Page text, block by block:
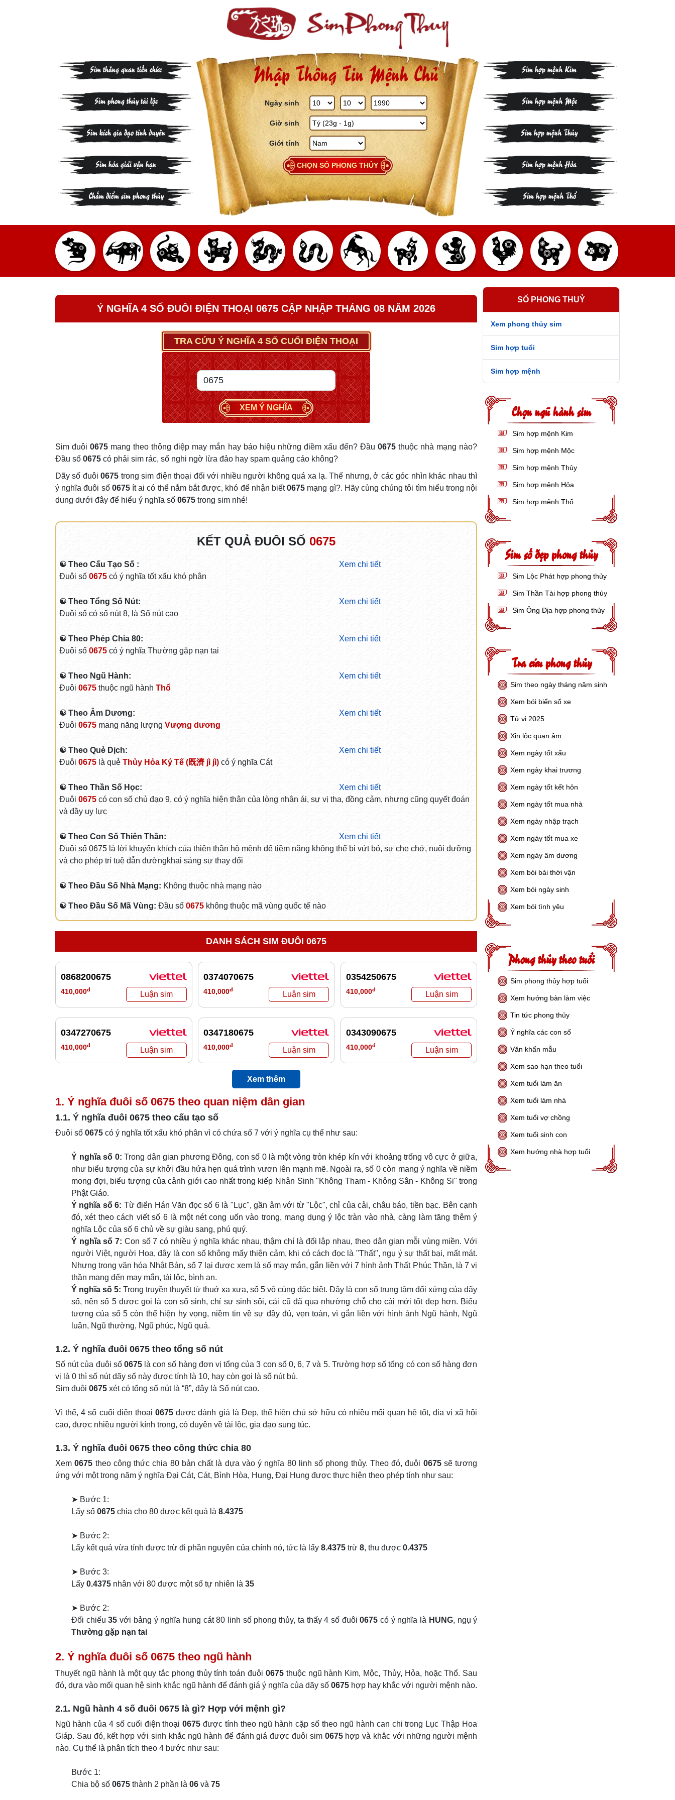
Sim thăng quan tiến chức
Sim phong thủy tài lộc
Sim kích gia đạo tình duyên
Sim hóa giải vận hạn
Chấm điểm sim phong thủy
Nhập Thông Tin Mệnh Chủ
Ngày sinh
Giờ sinh
Giới tính
CHỌN SỐ PHONG THỦY
Sim hợp mệnh Kim
Sim hợp mệnh Mộc
Sim hợp mệnh Thủy
Sim hợp mệnh Hỏa
Sim hợp mệnh Thổ
Ý NGHĨA 4 SỐ ĐUÔI ĐIỆN THOẠI 0675 CẬP NHẬP THÁNG 08 NĂM 2026
TRA CỨU Ý NGHĨA 4 SỐ CUỐI ĐIỆN THOẠI
XEM Ý NGHĨA
Sim đuôi0675 mang theo thông điệp may mắn hay báo hiệu những điềm xấu đến? Đầu 0675thuộc nhà mạng nào?
Đầu số 0675 có phải sim rác, số nghi ngờ lừa đảo hay spam quảng cáo không?
Dãy số đuôi0675 trong sim điện thoại đối với nhiều người không quá xa lạ. Thế nhưng, ở các góc nhìn khác nhau thì
ý nghĩa đuôi số 0675ít ai có thể nắm bắt được, khó để nhận biết0675 mạng gì?. Hãy cùng chúng tôi tìm hiểu trong nội
dung dưới đây để hiểu ý nghĩa số 0675 trong sim nhé!
KẾT QUẢ ĐUÔI SỐ 0675
☯ Theo Cấu Tạo Số :
Xem chi tiết
Đuôi số 0675có ý nghĩa tốt xấu khó phân
☯ Theo Tổng Số Nút:
Xem chi tiết
Đuôi số có số nút 8, là Số nút cao
☯ Theo Phép Chia 80:
Xem chi tiết
Đuôi số 0675có ý nghĩa Thường gặp nạn tai
☯ Theo Ngũ Hành:
Xem chi tiết
Đuôi 0675thuộc ngũ hành Thổ
☯ Theo Âm Dương:
Xem chi tiết
Đuôi 0675mang năng lượng Vượng dương
☯ Theo Quẻ Dịch:
Xem chi tiết
Đuôi 0675là quẻ Thủy Hỏa Ký Tế (既濟 jì jì)có ý nghĩa Cát
☯ Theo Thần Số Học:
Xem chi tiết
Đuôi 0675có con số chủ đạo 9, có ý nghĩa hiện thân của lòng nhân ái, sự vị tha, đồng cảm, nhưng cũng quyết đoán
và đầy uy lực
☯ Theo Con Số Thiên Thần:
Xem chi tiết
Đuôi số 0675 là lời khuyến khích của thiên thần hộ mệnh để tiềm năng không thể bị vứt bỏ, sự che chở, nuôi dưỡng
và cho phép trí tuệ dẫn đườngkhai sáng sự thay đổi
☯ Theo Đầu Số Nhà Mạng: Không thuộc nhà mạng nào
☯ Theo Đầu Số Mã Vùng: Đầu số 0675không thuộc mã vùng quốc tế nào
DANH SÁCH SIM ĐUÔI 0675
0868200675
410,000đ
0374070675
410,000đ
0354250675
410,000đ
0347270675
410,000đ
0347180675
410,000đ
0343090675
410,000đ
Xem thêm
1. Ý nghĩa đuôi số 0675 theo quan niệm dân gian
1.1. Ý nghĩa đuôi 0675 theo cấu tạo số
Đuôi số 0675 có ý nghĩa tốt xấu khó phân vì có chứa số 7 với ý nghĩa cụ thể như sau:
Ý nghĩa số 0: Trong dân gian phương Đông, con số 0 là một vòng tròn khép kín với khoảng trống vô cực ở giữa,
như biểu tượng của sự khởi đầu hứa hẹn quá trình vươn lên mạnh mẽ. Ngoài ra, số 0 còn mang ý nghĩa về niềm
mong đợi, biểu tượng của cảnh giới cao nhất trong kiếp Nhân Sinh "Không Tham - Không Sân - Không Si" trong
Phật Giáo.
Ý nghĩa số 6: Từ điển Hán Văn đọc số 6 là "Lục", gần âm với từ "Lộc", chỉ của cải, châu báo, tiền bạc. Bên cạnh
đó, xét theo cách viết số 6 là một nét cong uốn vào trong, mang dụng ý lộc tràn vào nhà, càng làm tăng thêm ý
nghĩa Lộc của số 6 chủ về sự giàu sang, phú quý.
Ý nghĩa số 7: Con số 7 có nhiều ý nghĩa khác nhau, thậm chí là đối lập nhau, theo dân gian mỗi vùng miền. Với
người Việt, người Hoa, đây là con số không mấy thiện cảm, khi có cách đọc là "Thất", ngụ ý sự thất bại, mất mát.
Nhưng trong văn hóa Nhật Bản, số 7 lại được xem là số may mắn, gắn liền với 7 hình ảnh Thất Phúc Thần, là 7 vị
thần mang đến may mắn, tài lộc, bình an.
Ý nghĩa số 5: Trong truyền thuyết từ thuở xa xưa, số 5 vô cùng đặc biệt. Đây là con số trung tâm đối xứng của dãy
số, nên số 5 được gọi là con số sinh, chỉ sự sinh sôi, cái cũ đã qua nhường chỗ cho cái mới tốt đẹp hơn. Biểu
tượng của số 5 còn thể hiện hy vọng, niềm tin về sự đầy đủ, vẹn toàn, vì gắn liền với hình ảnh Ngũ hành, Ngũ
luân, Ngũ thường, Ngũ phúc, Ngũ quả.
1.2. Ý nghĩa đuôi 0675 theo tổng số nút
Số nút của đuôi số 0675là con số hàng đơn vị tổng của 3 con số 0, 6, 7 và 5. Trường hợp số tổng có con số hàng đơn
vị là 0 thì số nút dãy số này được tính là 10, hay còn gọi là số nút bù.
Sim đuôi 0675 xét có tổng số nút là “8”, đây là Số nút cao.
Vì thế, 4 số cuối điện thoại0675 được đánh giá là Đẹp, thể hiện chủ sở hữu có nhiều mối quan hệ tốt, địa vị xã hội
cao, được nhiều người kính trọng, có duyên về tài lộc, gia đạo sung túc.
1.3. Ý nghĩa đuôi 0675 theo công thức chia 80
Xem0675 theo công thức chia 80 bản chất là dựa vào ý nghĩa 80 linh số phong thủy. Theo đó, đuôi 0675sẽ tương
ứng với một trong năm ý nghĩa Đại Cát, Cát, Bình Hòa, Hung, Đại Hung được thực hiện theo phép tính như sau:
➤ Bước 1:
Lấy số 0675 chia cho 80 được kết quả là 8.4375
➤ Bước 2:
Lấy kết quả vừa tính được trừ đi phần nguyên của chính nó, tức là lấy 8.4375 trừ 8, thu được 0.4375
➤ Bước 3:
Lấy 0.4375 nhân với 80 được một số tự nhiên là 35
➤ Bước 2:
Đối chiếu35 với bảng ý nghĩa hung cát 80 linh số phong thủy, ta thấy 4 số đuôi0675 có ý nghĩa là HUNG, ngụ ý
Thường gặp nạn tai
2. Ý nghĩa đuôi số 0675 theo ngũ hành
Thuyết ngũ hành là một quy tắc phong thủy tính toán đuôi 0675thuộc ngũ hành Kim, Mộc, Thủy, Hỏa, hoặc Thổ. Sau
đó, dựa vào mối quan hệ sinh khắc ngũ hành để đánh giá ý nghĩa của dãy số 0675 hợp hay khắc với người mệnh nào.
2.1. Ngũ hành 4 số đuôi 0675 là gì? Hợp với mệnh gì?
Ngũ hành của 4 số cuối điện thoại0675 được tính theo ngũ hành cặp số theo ngũ hành can chi trong Lục Thập Hoa
Giáp. Sau đó, kết hợp với sinh khắc ngũ hành để đánh giá được đuôi sim 0675hợp và khắc với những người mệnh
nào. Cụ thể là phân tích theo 4 bước như sau:
Bước 1:
Chia bộ số 0675 thành 2 phần là 06 và 75
SỐ PHONG THUỶ
Xem phong thủy sim
Sim hợp tuổi
Sim hợp mệnh
Chọn ngũ hành sim
Sim hợp mệnh Kim
Sim hợp mệnh Mộc
Sim hợp mệnh Thủy
Sim hợp mệnh Hỏa
Sim hợp mệnh Thổ
Sim số đẹp phong thủy
Sim Lộc Phát hợp phong thủy
Sim Thần Tài hợp phong thủy
Sim Ông Địa hợp phong thủy
Tra cứu phong thủy
Sim theo ngày tháng năm sinh
Xem bói biển số xe
Tử vi 2025
Xin lộc quan âm
Xem ngày tốt xấu
Xem ngày khai trương
Xem ngày tốt kết hôn
Xem ngày tốt mua nhà
Xem ngày nhập trạch
Xem ngày tốt mua xe
Xem ngày âm dương
Xem bói bài thời vận
Xem bói ngày sinh
Xem bói tình yêu
Phong thủy theo tuổi
Sim phong thủy hợp tuổi
Xem hướng bàn làm việc
Tin tức phong thủy
Ý nghĩa các con số
Văn khấn mẫu
Xem sao hạn theo tuổi
Xem tuổi làm ăn
Xem tuổi làm nhà
Xem tuổi vợ chồng
Xem tuổi sinh con
Xem hướng nhà hợp tuổi